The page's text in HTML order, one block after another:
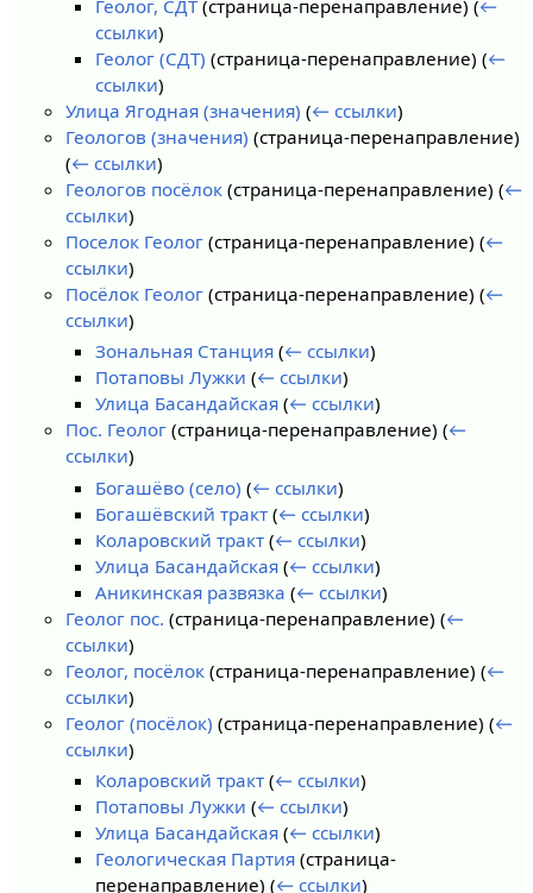
Геолог, СДТ(страница-перенаправление) (←
ссылки)
Геолог (СДТ) (страница-перенаправление) (←
ссылки)
Улица Ягодная (значения) (← ссылки)
Геологов (значения) (страница-перенаправление)
(← ссылки)
Геологов посёлок (страница-перенаправление)(←
ссылки)
Поселок Геолог (страница-перенаправление)(←
ссылки)
Посёлок Геолог (страница-перенаправление)(←
ссылки)
Зональная Станция (← ссылки)
Потаповы Лужки (← ссылки)
Улица Басандайская (← ссылки)
Пос. Геолог (страница-перенаправление)(←
ссылки)
Богашёво (село) (← ссылки)
Богашёвский тракт (← ссылки)
Коларовский тракт (← ссылки)
Улица Басандайская (← ссылки)
Аникинская развязка (← ссылки)
Геолог пос. (страница-перенаправление)(←
ссылки)
Геолог, посёлок (страница-перенаправление)(←
ссылки)
Геолог (посёлок) (страница-перенаправление)(←
ссылки)
Коларовский тракт (← ссылки)
Потаповы Лужки (← ссылки)
Улица Басандайская (← ссылки)
Геологическая Партия(страница-
перенаправление) (← ссылки)